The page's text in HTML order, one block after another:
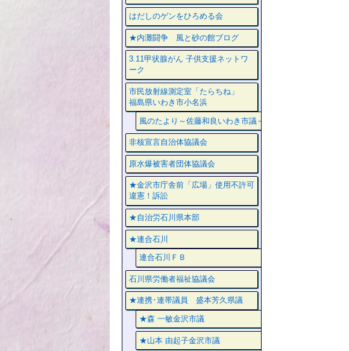
はだしのゲンをひろめる会
★内灘闘争 風と砂の館ブログ
3.11甲状腺がん 子供支援ネットワ
ーク
市民放射線測定室「たらちね」
福島県いわき市小名浜
風のたより～佐藤和良いわき市議～
非核宣言自治体協議会
原水爆被害者団体協議会
★金沢市庁舎前「広場」使用不許可
違憲！訴訟
★自治労石川県本部
★連合石川
連合石川ＦＢ
石川県労働者福祉協議会
★連携･連帯議員 盛本芳久県議
★森 一敏金沢市議
★山本 由起子金沢市議